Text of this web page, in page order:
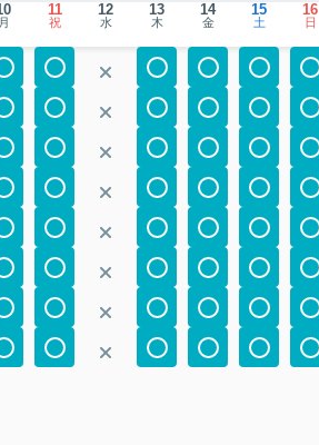
月
11
祝
12
水
13
木
14
金
15
土
16
日